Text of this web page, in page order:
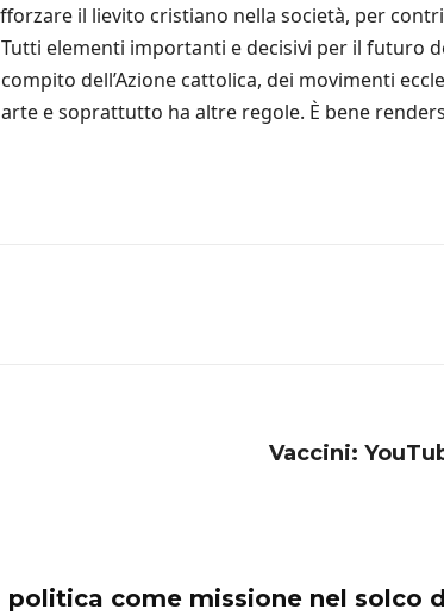
il lievito cristiano nella società, per
elementi importanti e decisivi per il futuro
dell’Azione cattolica, dei movimenti
e soprattutto ha altre regole. È bene
Vaccini:
politica come missione nel solco